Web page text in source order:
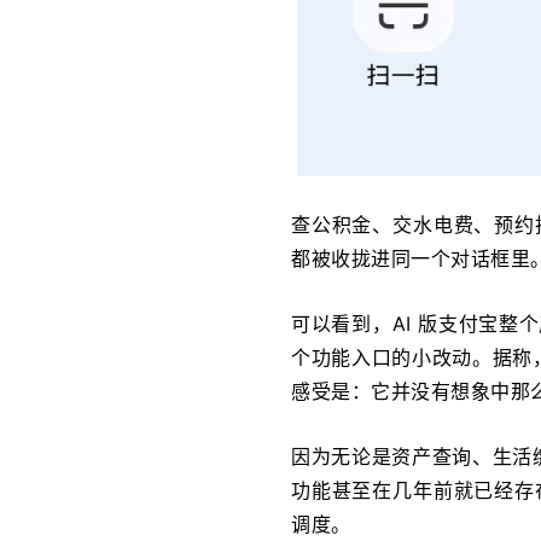
查公积金、交水电费、预
都被收拢进同一个对话框里
可以看到，AI 版支付宝整
个功能入口的小改动。据
感受是：它并没有想象中那
因为无论是资产查询、生
功能甚至在几年前就已经
调度。